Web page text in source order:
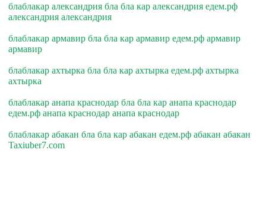
блаблакар александрия бла бла кар александрия едем.рф
александрия александрия
блаблакар армавир бла бла кар армавир едем.рф армавир
армавир
блаблакар ахтырка бла бла кар ахтырка едем.рф ахтырка
ахтырка
блаблакар анапа краснодар бла бла кар анапа краснодар
едем.рф анапа краснодар анапа краснодар
блаблакар абакан бла бла кар абакан едем.рф абакан абакан
Taxiuber7.com